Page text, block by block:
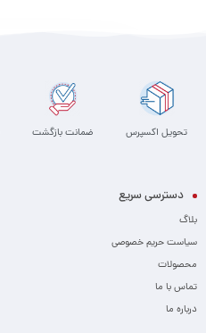
تحویل اکسپرس ضمانت بازگشت
دسترسی سریع
بلاگ
سیاست حریم خصوصی
محصولات
تماس با ما
درباره ما